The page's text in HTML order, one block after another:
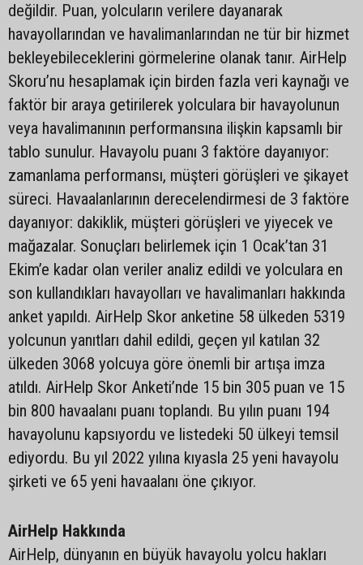
değildir. Puan, yolcuların verilere dayanarak
havayollarından ve havalimanlarından ne tür bir hizmet
bekleyebileceklerini görmelerine olanak tanır. AirHelp
Skoru’nu hesaplamak için birden fazla veri kaynağı ve
faktör bir araya getirilerek yolculara bir havayolunun
veya havalimanının performansına ilişkin kapsamlı bir
tablo sunulur. Havayolu puanı 3 faktöre dayanıyor:
zamanlama performansı, müşteri görüşleri ve şikayet
süreci. Havaalanlarının derecelendirmesi de 3 faktöre
dayanıyor: dakiklik, müşteri görüşleri ve yiyecek ve
mağazalar. Sonuçları belirlemek için 1 Ocak’tan 31
Ekim’e kadar olan veriler analiz edildi ve yolculara en
son kullandıkları havayolları ve havalimanları hakkında
anket yapıldı. AirHelp Skor anketine 58 ülkeden 5319
yolcunun yanıtları dahil edildi, geçen yıl katılan 32
ülkeden 3068 yolcuya göre önemli bir artışa imza
atıldı. AirHelp Skor Anketi’nde 15 bin 305 puan ve 15
bin 800 havaalanı puanı toplandı. Bu yılın puanı 194
havayolunu kapsıyordu ve listedeki 50 ülkeyi temsil
ediyordu. Bu yıl 2022 yılına kıyasla 25 yeni havayolu
şirketi ve 65 yeni havaalanı öne çıkıyor.
AirHelp Hakkında
AirHelp, dünyanın en büyük havayolu yolcu hakları